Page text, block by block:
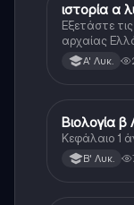
Ιστορία
ιστορία α
Εξετάστε
αρχαίας
Λυκείου.Α' Λυκ.
Βιολογία
Βιολογία β
Κεφάλαιο 1
Β' Λυκ.